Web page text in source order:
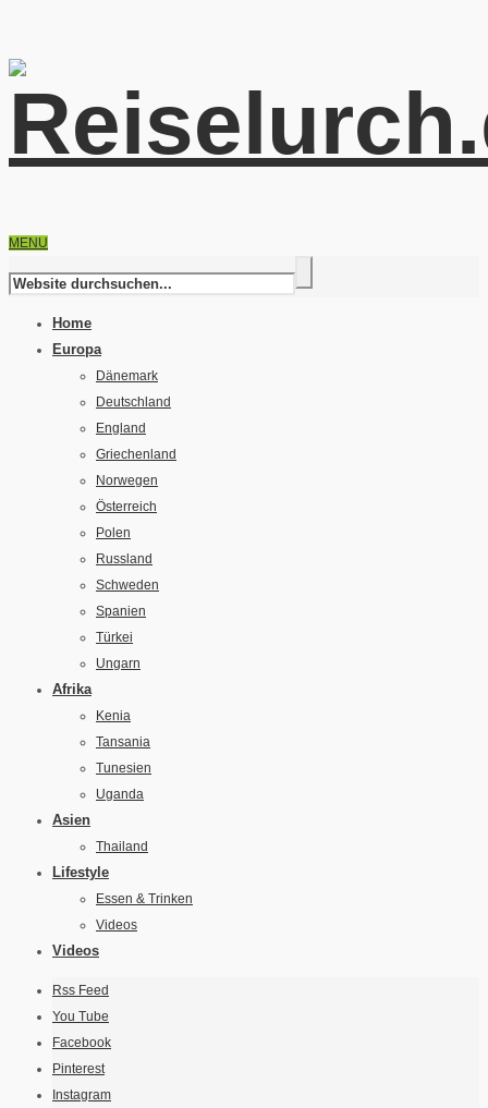
MENU
Home
Europa
Dänemark
Deutschland
England
Griechenland
Norwegen
Österreich
Polen
Russland
Schweden
Spanien
Türkei
Ungarn
Afrika
Kenia
Tansania
Tunesien
Uganda
Asien
Thailand
Lifestyle
Essen & Trinken
Videos
Videos
Rss Feed
You Tube
Facebook
Pinterest
Instagram